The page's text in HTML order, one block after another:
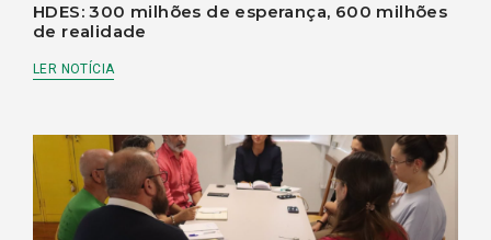
HDES: 300 milhões de esperança, 600 milhões
de realidade
LER NOTÍCIA